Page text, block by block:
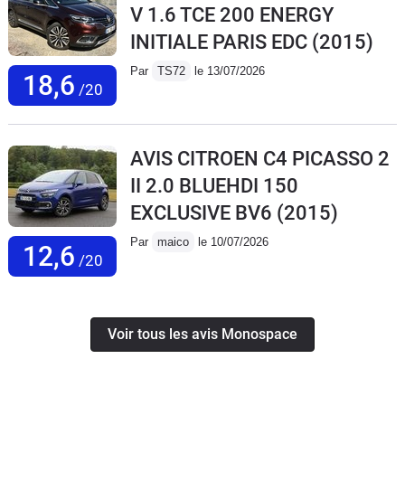
18,6 /20
V 1.6 TCE 200 ENERGY
INITIALE PARIS EDC (2015)
Par TS72 le 13/07/2026
12,6 /20
AVIS CITROEN C4 PICASSO 2
II 2.0 BLUEHDI 150
EXCLUSIVE BV6 (2015)
Par maico le 10/07/2026
Voir tous les avis Monospace